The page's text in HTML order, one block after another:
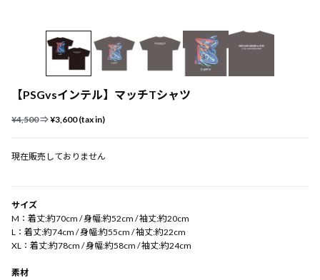
【PSGvsインテル】マッチTシャツ
¥4,500⇒¥3,600 (tax in)
現在販売しておりません
サイズ
M：着丈:約70cm / 身幅:約52cm / 袖丈:約20cm
L：着丈:約74cm / 身幅:約55cm / 袖丈:約22cm
XL：着丈:約78cm / 身幅:約58cm / 袖丈:約24cm
素材